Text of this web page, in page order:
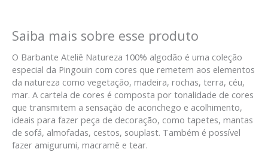
Saiba mais sobre esse produto
O Barbante Ateliê Natureza 100% algodão é uma coleção
especial da Pingouin com cores que remetem aos elementos
da natureza como vegetação, madeira, rochas, terra, céu,
mar. A cartela de cores é composta por tonalidade de cores
que transmitem a sensação de aconchego e acolhimento,
ideais para fazer peça de decoração, como tapetes, mantas
de sofá, almofadas, cestos, souplast. Também é possível
fazer amigurumi, macramê e tear.